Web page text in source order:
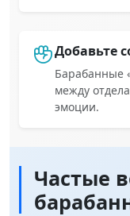
Добавьте
Барабанные
между
эмоции.
Частые